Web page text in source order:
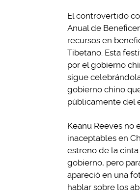
El controvertido
Anual de
recursos en
Tibetano. Esta
por el gobierno
sigue
gobierno chino
públicamente del
Keanu Reeves no
inaceptables en
estreno de la cinta
gobierno, pero
apareció en una
hablar sobre los